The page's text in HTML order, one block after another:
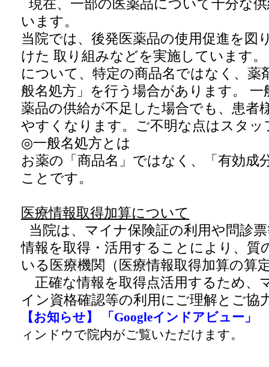
現在、一部の医薬品について十分な
います。
当院では、後発医薬品の使用促進を図
けた 取り組みなどを実施しています
について、特定の商品名ではなく、薬
般名処方」を行う場合があります。
薬品の供給が不足した場合でも、患者
やすくなります。ご不明な点はスタ
◎一般名処方とは
お薬の「商品名」ではなく、「有効成
ことです。
医療情報取得加算について
当院は、マイナ保険証の利用や問診
情報を取得・活用することにより、質
いる医療機関（医療情報取得加算の算
正確な情報を取得点活用するため、
イン資格確認等の利用にご理解とご協
【お知らせ】 「Googleインドアビュー」
ィンドウで院内がご覧いただけます。